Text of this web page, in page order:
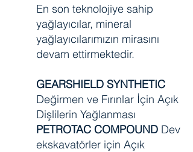
En son teknolojiye sahip
yağlayıcılar, mineral
yağlayıcılarımızın mirasını
devam ettirmektedir.
GEARSHIELD SYNTHETIC
Değirmen ve Fırınlar İçin Açık
Dişlilerin Yağlanması
PETROTAC COMPOUND Dev
ekskavatörler için Açık